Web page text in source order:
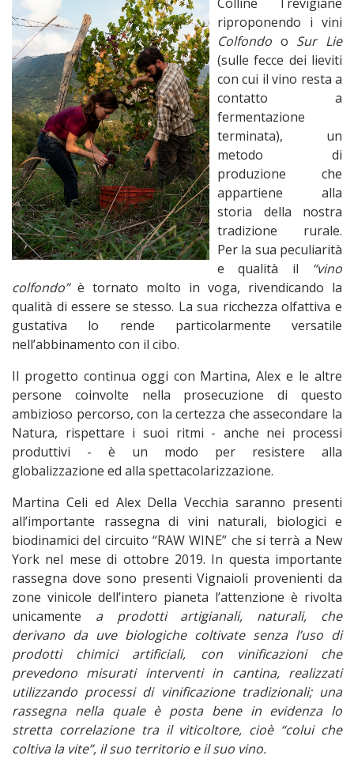
riproponendo i vini
Colfondo o Sur Lie
(sulle fecce dei lieviti
con cui il vino resta a
contatto a
fermentazione
terminata), un
metodo di
produzione che
appartiene alla
storia della nostra
tradizione rurale.
Per la sua peculiarità
e qualità il “vino
colfondo”è tornato molto in voga, rivendicando la
qualità di essere se stesso. La sua ricchezza olfattiva e
gustativa lo rende particolarmente versatile
nell’abbinamento con il cibo.
Il progetto continua oggi con Martina, Alex e le altre
persone coinvolte nella prosecuzione di questo
ambizioso percorso, con la certezza che assecondare la
Natura, rispettare i suoi ritmi - anche nei processi
produttivi - è un modo per resistere alla
globalizzazione ed alla spettacolarizzazione.
Martina Celi ed Alex Della Vecchia saranno presenti
all’importante rassegna di vini naturali, biologici e
biodinamici del circuito “RAW WINE” che si terrà a New
York nel mese di ottobre 2019. In questa importante
rassegna dove sono presenti Vignaioli provenienti da
zone vinicole dell’intero pianeta l’attenzione è rivolta
unicamente a prodotti artigianali, naturali, che
derivano da uve biologiche coltivate senza l’uso di
prodotti chimici artificiali, con vinificazioni che
prevedono misurati interventi in cantina, realizzati
utilizzando processi di vinificazione tradizionali; una
rassegna nella quale è posta bene in evidenza lo
stretta correlazione tra il viticoltore, cioè “colui che
coltiva la vite”, il suo territorio e il suo vino.